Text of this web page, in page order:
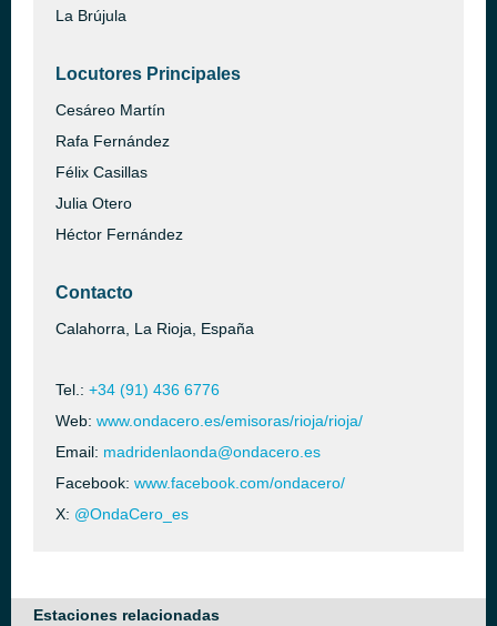
La Brújula
Locutores Principales
Cesáreo Martín
Rafa Fernández
Félix Casillas
Julia Otero
Héctor Fernández
Contacto
Calahorra, La Rioja, España
Tel.: +34 (91) 436 6776
Web: www.ondacero.es/emisoras/rioja/rioja/
Email: madridenlaonda@ondacero.es
Facebook: www.facebook.com/ondacero/
X: @OndaCero_es
Estaciones relacionadas